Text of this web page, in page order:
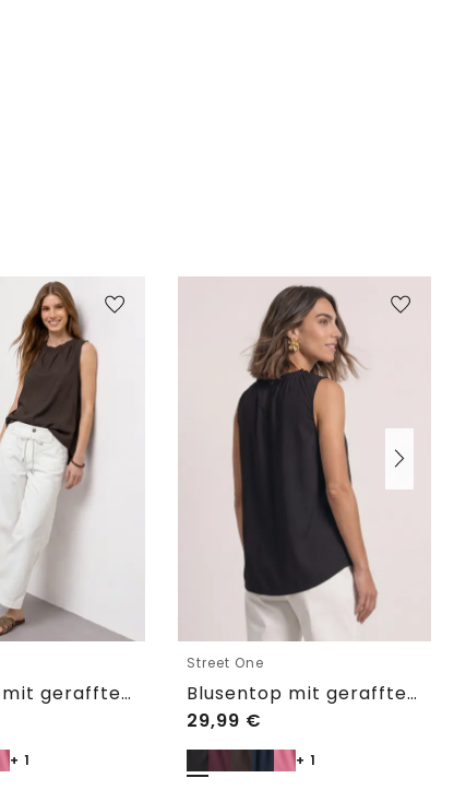
Blusentop mit gerafftem Rundhals
+ 1
Street One
Blusentop mit gerafftem Rundhals
29,99 €
+ 1